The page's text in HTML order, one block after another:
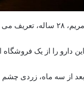
مریم، ۲۸ ساله، تعریف می کند که حدود ۶ ماه یک قرص برای چاقی بدن مصرف کرده بود.
این دارو را از یک
بعد از سه ماه، زردی